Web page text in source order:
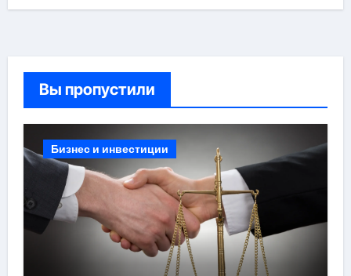
Вы пропустили
Бизнес и инвестиции